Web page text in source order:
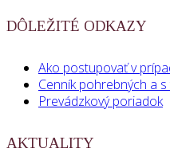
DÔLEŽITÉ ODKAZY
Ako postupovať v
Cenník pohrebných a
Prevádzkový poriadok
AKTUALITY